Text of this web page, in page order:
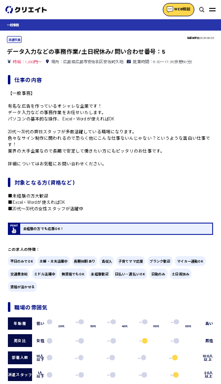
WEB相談
製造・軽作業・物流系
製造オペレーター
検品・包装・箱詰め
フォークリフト
介護職
看護助手
看護師
オフィスワーク系
貿易事務
データ入力
広島市中区
広島市西区
時給1200円～
時給1300円～
一般事務
派遣社員 掲載更新日2026/06/23
データ入力などの事務作業/土日祝休み/問い合わせ番号：5
時給：1,200円～ 場所：広島県広島市安佐北区安佐町久地 就業時間：8:30〜17:35(休憩80分)
仕事の内容
【一般事務】
有名な広告を作っているオシャレな企業です！
データ入力などの事務作業をお任せいたします。
パソコンの基本的な操作、Excel・Wordが使えればOK
20代〜30代の弊社スタッフが多数活躍している職場になります。
色々なサイン制作に関われるので恐らく他にこんな仕事ないんじゃない？というような面白い仕事で
す！
業界の大手企業なので長期で安定して働きたい方にもピッタリのお仕事です。
詳細についてはお気軽にお問い合わせください。
対象となる方 (資格など)
■未経験の方大歓迎
■Excel・Wordが使えればOK
■20代〜30代の女性スタッフが活躍中
未経験の方でも応募OK！
この求人の特徴：
平日のみでOK 主婦・主夫活躍中 長期休暇あり 高収入 子育てママ応援 ブランク歓迎 マイカー通勤OK
交通費支給 ミドル活躍中 無資格でもOK 未経験歓迎 日払い・週払いOK 日勤のみ 土日祝休み
資格が活かせる
職場の雰囲気
年齢層 低い
20代 30代 40代 50代 60代
高い
男女比 女性 男性
部署人数 10人
以下
100人
以上
派遣スタッフ 1人
以下
20人
以上